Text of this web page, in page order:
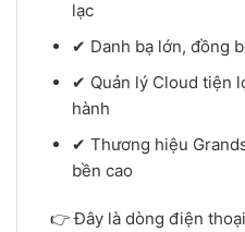
lạc
✔ Danh bạ lớn, đồng
✔ Quản lý Cloud tiện
hành
✔ Thương hiệu
bền cao
👉 Đây là dòng điện